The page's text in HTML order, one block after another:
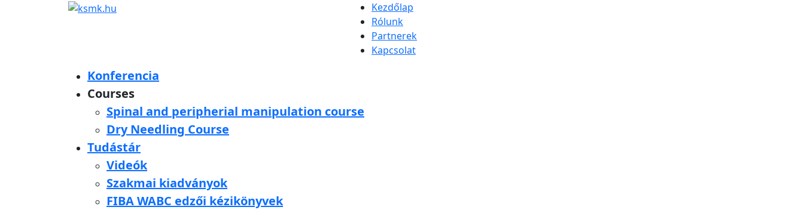
Kezdőlap
Rólunk
Partnerek
Kapcsolat
Konferencia
Courses
Spinal and peripherial manipulation course
Dry Needling Course
Tudástár
Videók
Szakmai kiadványok
FIBA WABC edzői kézikönyvek